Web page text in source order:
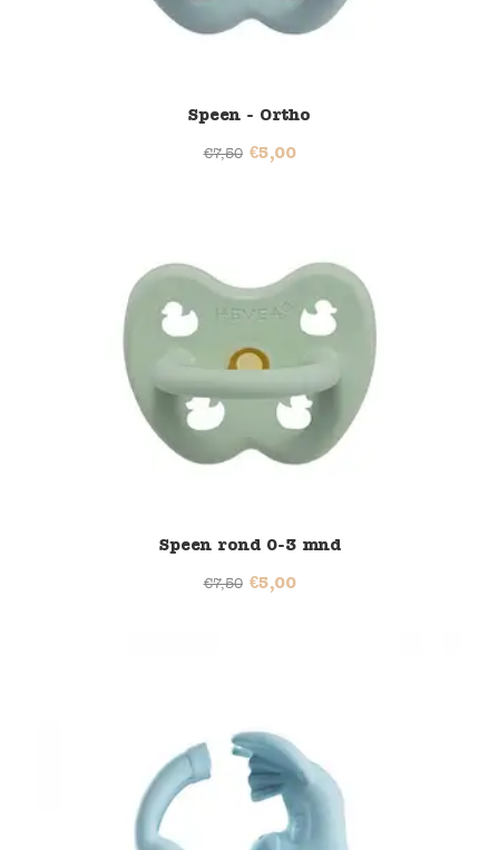
Speen - Ortho
€7,50 €5,00
Speen rond 0-3 mnd
€7,50 €5,00